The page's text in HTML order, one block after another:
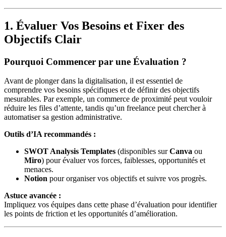
1. Évaluer Vos Besoins et Fixer des
Objectifs Clair
Pourquoi Commencer par une Évaluation ?
Avant de plonger dans la digitalisation, il est essentiel de
comprendre vos besoins spécifiques et de définir des objectifs
mesurables. Par exemple, un commerce de proximité peut vouloir
réduire les files d’attente, tandis qu’un freelance peut chercher à
automatiser sa gestion administrative.
Outils d’IA recommandés :
SWOT Analysis Templates (disponibles surCanva ou
Miro) pour évaluer vos forces, faiblesses, opportunités et
menaces.
Notion pour organiser vos objectifs et suivre vos progrès.
Astuce avancée :
Impliquez vos équipes dans cette phase d’évaluation pour identifier
les points de friction et les opportunités d’amélioration.